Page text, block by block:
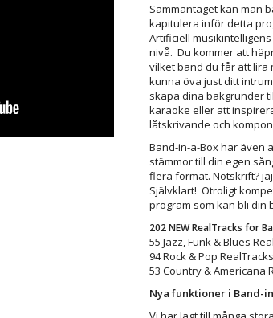
Sammantaget kan man
kapitulera inför detta
Artificiell
nivå. Du kommer att
vilket band du får att lira
kunna öva just ditt
skapa dina bakgrunder
karaoke eller att
låtskrivande och
Band-in-a-Box har även
stämmor till din egen
flera format. Notskrift?
Självklart! Otroligt
program som kan bli din
202 NEW RealTracks for
55 Jazz, Funk & Blues
94 Rock & Pop
53 Country & Americana
Nya funktioner i Band-